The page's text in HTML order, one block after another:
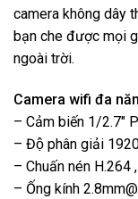
camera không dây
bạn che được mọi
ngoài trời.
Camera wifi đa
– Cảm biến 1/2.7″
– Độ phân giải
– Chuấn nén
– Ống kính